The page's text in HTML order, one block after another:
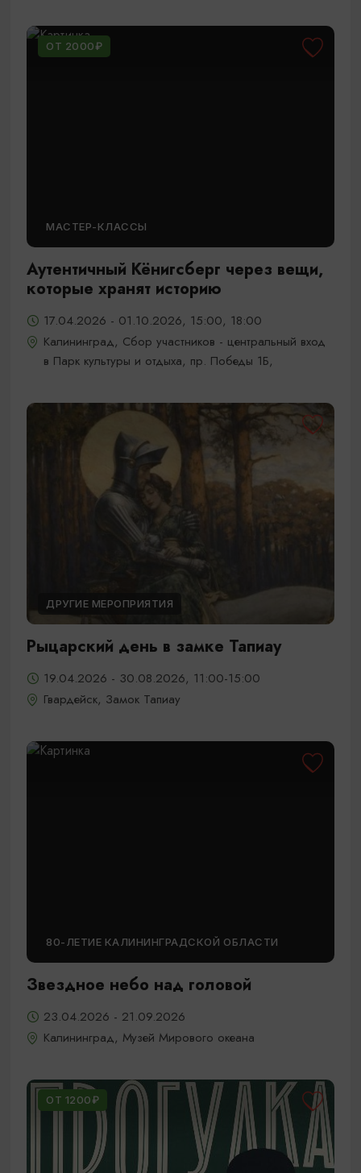
ОТ 2000₽
МАСТЕР-КЛАССЫ
Аутентичный Кёнигсберг через вещи,
которые хранят историю
17.04.2026 - 01.10.2026, 15:00, 18:00
Калининград, Сбор участников - центральный вход
в Парк культуры и отдыха, пр. Победы 1Б,
ДРУГИЕ МЕРОПРИЯТИЯ
Рыцарский день в замке Тапиау
19.04.2026 - 30.08.2026, 11:00-15:00
Гвардейск, Замок Тапиау
80-ЛЕТИЕ КАЛИНИНГРАДСКОЙ ОБЛАСТИ
Звездное небо над головой
23.04.2026 - 21.09.2026
Калининград, Музей Мирового океана
ОТ 1200₽